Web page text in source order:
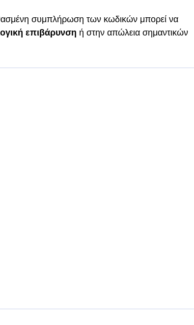
συμπλήρωση των κωδικών μπορεί να
επιβάρυνση ή στην απώλεια σημαντικών